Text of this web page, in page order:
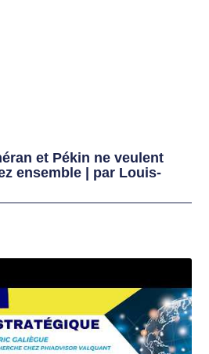
et Pékin ne veulent
ensemble | par Louis-